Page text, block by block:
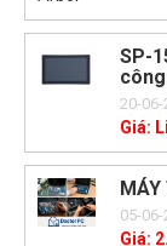
SP-
20-06-
Giá:
05-
Giá: